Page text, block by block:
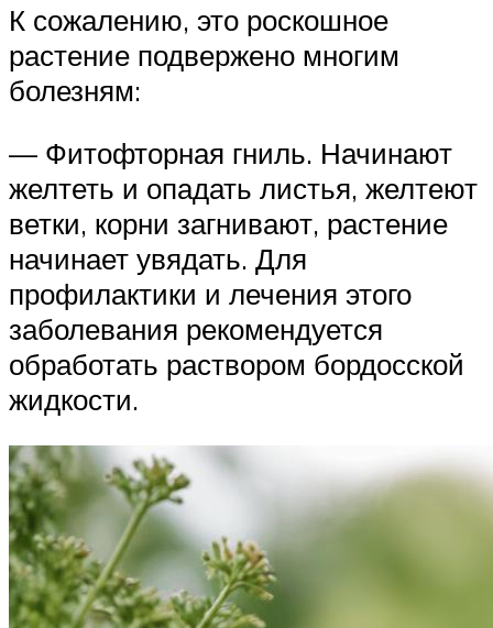
К сожалению, это роскошное
растение подвержено многим
болезням:
— Фитофторная гниль. Начинают
желтеть и опадать листья, желтеют
ветки, корни загнивают, растение
начинает увядать. Для
профилактики и лечения этого
заболевания рекомендуется
обработать раствором бордосской
жидкости.